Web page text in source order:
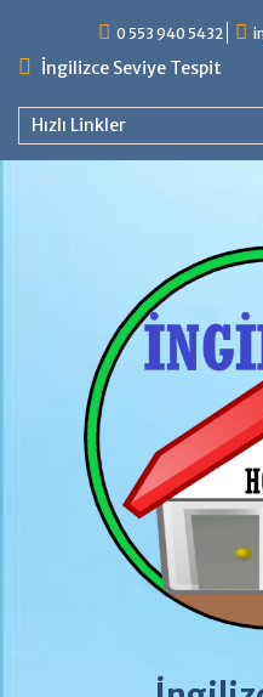
content
0 553 940 5432
İngilizce Seviye Tespit
Hızlı Linkler